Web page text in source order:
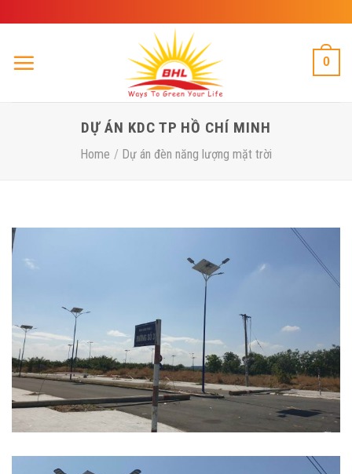
to
0
DỰ ÁN KDC TP HỒ CHÍ MINH
Home / Dự án đèn năng lượng mặt trời